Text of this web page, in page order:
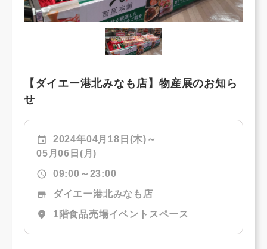
【ダイエー港北みなも店】物産展のお知ら
せ
event
2024年04月18日(木)～
05月06日(月)
schedule 09:00～23:00
store ダイエー港北みなも店
location_on 1階食品売場イベントスペース